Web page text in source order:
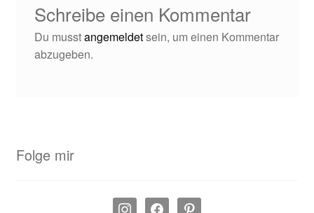
Schreibe einen Kommentar
Du musstangemeldetsein, um einen Kommentar
abzugeben.
Folge mir
instagramfacebookpinterest